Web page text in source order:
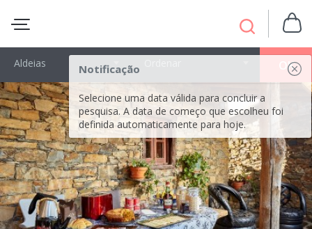
Notificação
Selecione uma data válida para concluir a
pesquisa. A data de começo que escolheu foi
definida automaticamente para hoje.
OK
Aldeias